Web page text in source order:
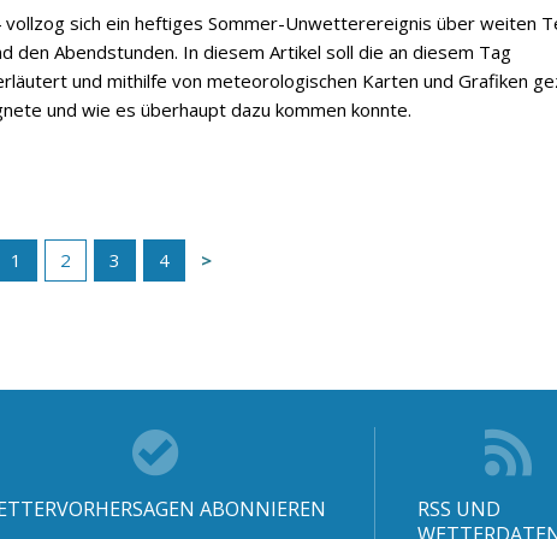
vollzog sich ein heftiges Sommer-Unwetterereignis über weiten
den Abendstunden. In diesem Artikel soll die an diesem Tag
und mithilfe von meteorologischen Karten und Grafiken
und wie es überhaupt dazu kommen konnte.
1 2 3 4
ABONNIEREN
RSS UND